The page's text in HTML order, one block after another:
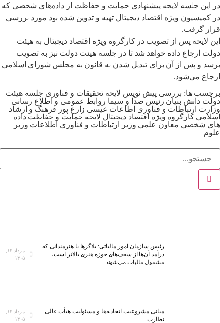
در این جلسه لایحه پیشنهادی حمایت و حفاظت از داده‌های شخصی که
در کمیسیون ویژه اقتصاد دیجیتال تهیه و تدوین شده بود مورد بررسی
قرار گرفت.
این لایحه پس از تصویب در کارگروه ویژه اقتصاد دیجیتال به هیئت
دولت ارجاع داده خواهد شد تا در جلسه هیئت دولت نیز به تصویب
برسد و پس از آن برای تبدیل شدن به قانون به مجلس شورای اسلامی
ارجاع می‌شود.
برچسب ها: بررسی پیش نویس لایحه تحقیقات و فناوری جلسه هیئت
دولت دانش بنیان رئیس صدا و سیما روابط عمومی و اطلاع رسانی
وزارت ارتباطات و فناوری اطاعات عیسی زارع پور فرهنگ و ارشاد
اسلامی کارگروه ویژه اقتصاد دیجیتال لایحه حمایت و حفاظت داده
های شخصی معاون علمی وزیر ارتباطات و فناوری اطلاعات وزیر
علوم
رئیس سازمان امور مالیاتی: بلاگر‌ها یا هنرمندانی که
درآمد آن‌ها از سقف‌های حوزه هنری بالاتر است،
مشمول مالیات می‌شوند
۱۴۰۵
مبانی مشروعیت اتحادیه‌ها و مسئولیت هیأت عالی
نظارت
۱۴۰۵